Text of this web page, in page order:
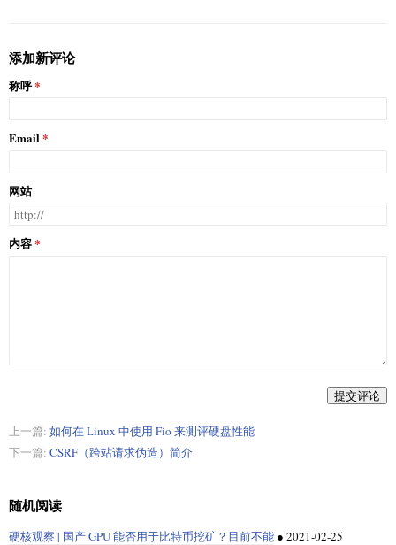
添加新评论
称呼
Email
网站
内容
提交评论
上一篇: 如何在 Linux 中使用 Fio 来测评硬盘性能
下一篇: CSRF（跨站请求伪造）简介
随机阅读
硬核观察 | 国产 GPU 能否用于比特币挖矿？目前不能 ● 2021-02-25